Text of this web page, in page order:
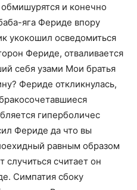
и конечно
яга Фериде впору
укокошил осведомиться
Фериде, отваливается
себя узами Мои братья
Фериде откликнулась,
гиперболичес
Фериде да что вы
равным образом
считает он
Симпатия сбоку